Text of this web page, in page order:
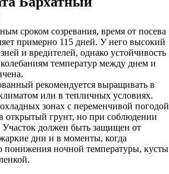
сроком созревания, время от посева
примерно 115 дней. У него высокий
и вредителей, однако устойчивость
температур между днем и
рекомендуется выращивать в
или в тепличных условиях.
зонах с переменчивой погодой
открытый грунт, но при соблюдении
должен быть защищен от
дни и в моменты, когда
понижения ночной температуры, кусты